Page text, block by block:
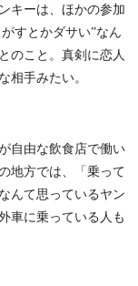
キーは、ほかの参加
すとかダサい”なん
のこと。真剣に恋人
相手みたい。
自由な飲食店で働い
地方では、「乗って
んて思っているヤン
車に乗っている人も